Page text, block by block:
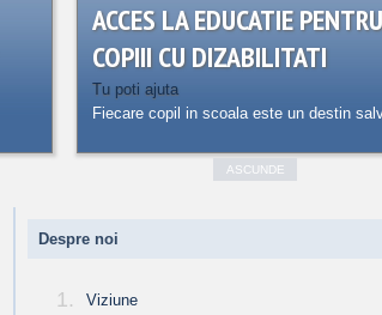
ACCES LA EDUCATIE
COPIII CU DIZABILITATI
Tu poti ajuta
Fiecare copil in scoala este un destin
ASCUNDE
Despre noi
1. Viziune